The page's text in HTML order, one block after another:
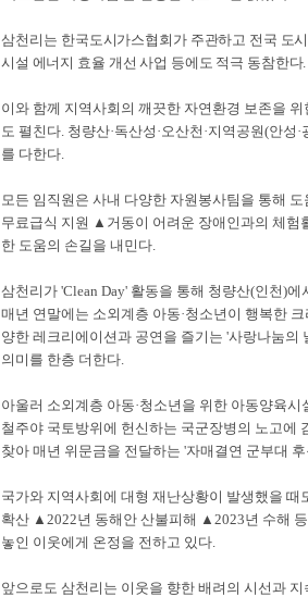
삼천리는 한국도시가스협회가 주관하고 전국 도
시설 에너지 효율 개선 사업 등에도 적극 동참한다.
이와 함께 지역사회의 깨끗한 자연환경 보존을
도 펼친다. 청량산·독산성 ·오산천 ·지역공원(안성 ·
를 다한다.
모든 임직원은 사내 다양한 자원봉사팀을 통해
무료급식 지원 ▲ 거동이 어려운 장애인과의 체험
한 도움의 손길을 내민다.
삼천리가 'Clean Day' 활동을 통해 청량산(인천)에
매년 연말에는 소외계층 아동·청소년이 행복한
양한 레크리에이션과 공연을 즐기는 '사랑나눔의
의미를 한층 더한다.
아울러 소외계층 아동·청소년을 위한 아동양육
철주야 국토방위에 헌신하는 국군장병의 노고에
찾아 매년 위문금을 전달하는 '자매결연 군부대
국가와 지역사회에 대형 재난상황이 발생했을
확산 ▲ 2022년 동해안 산불피해 ▲ 2023년 수해
놓인 이웃에게 온정을 전하고 있다.
앞으로도 삼천리는 이웃을 향한 배려의 시선과